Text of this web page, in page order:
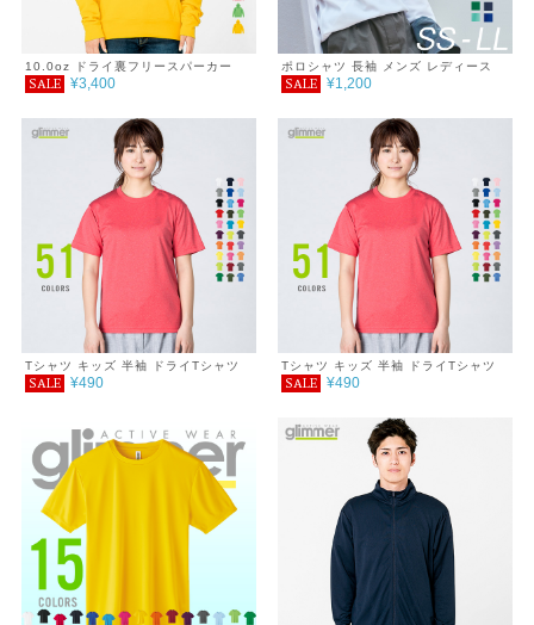
10.0oz ドライ裏フリースパーカー
SALE ¥3,400
ポロシャツ 長袖 メンズ レディース
無地 吸汗 速乾 ドライ ポロシャツ ポ
紫外線対策 UVカット クールビズ 通
学 通勤 ゴルフ 服 4.4オンス
SALE ¥1,200
Tシャツ キッズ 半袖 ドライTシャツ
4.4オンス 100～150cm
SALE ¥490
Tシャツ キッズ 半袖 ドライTシャツ
4.4オンス 100～150cm ミックスカ
SALE ¥490